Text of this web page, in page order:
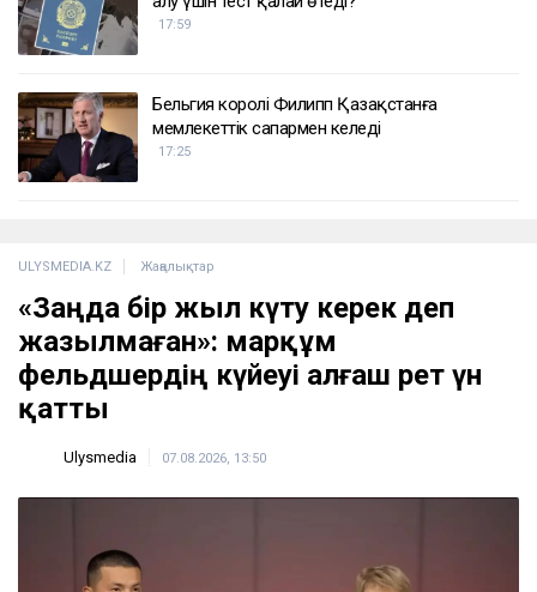
17:59
Бельгия королі Филипп Қазақстанға
мемлекеттік сапармен келеді
17:25
ULYSMEDIA.KZ Жаңалықтар
«Заңда бір жыл күту керек деп
жазылмаған»: марқұм
фельдшердің күйеуі алғаш рет үн
қатты
Ulysmedia 07.08.2026, 13:50